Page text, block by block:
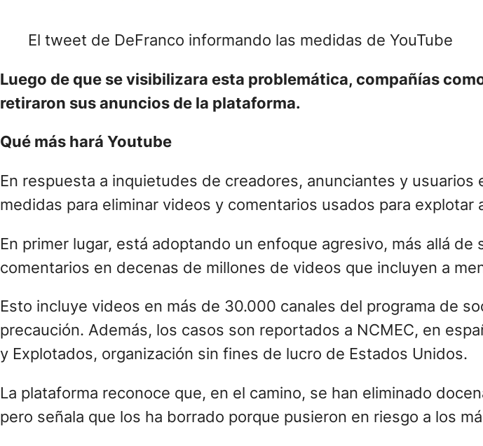
El tweet de DeFranco informando las medidas de YouTube
Luego de que se visibilizara esta problemática, compañías
retiraron sus anuncios de la plataforma.
Qué más hará Youtube
En respuesta a inquietudes de creadores, anunciantes y
medidas para eliminar videos y comentarios usados para explotar
En primer lugar, está adoptando un enfoque agresivo, más allá
comentarios en decenas de millones de videos que incluyen a
Esto incluye videos en más de 30.000 canales del programa de
precaución. Además, los casos son reportados a NCMEC, en
y Explotados, organización sin fines de lucro de Estados Unidos.
La plataforma reconoce que, en el camino, se han eliminado
pero señala que los ha borrado porque pusieron en riesgo a los